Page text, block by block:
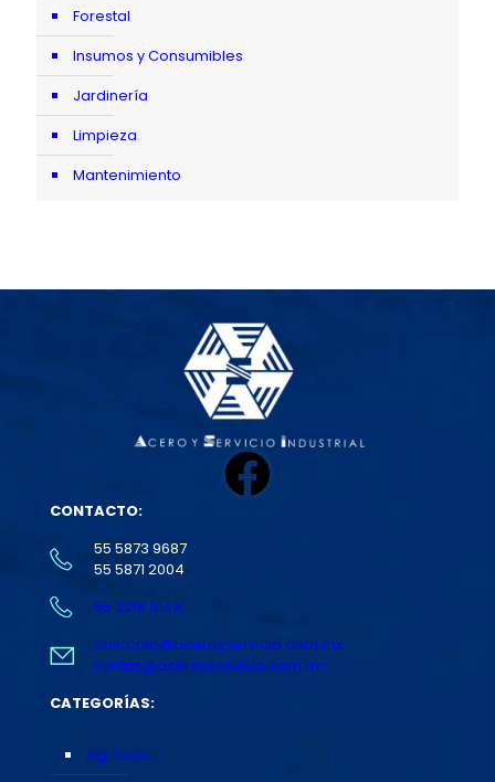
Forestal
Insumos y Consumibles
Jardinería
Limpieza
Mantenimiento
Facebook
CONTACTO:
55 5873 9687
55 5871 2004
55 3216 9149
contacto@aceroyservicio.com.mx
ventas@aceroyservicio.com.mx
CATEGORÍAS:
Agrícola